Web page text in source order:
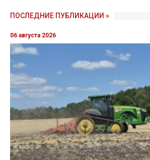
ПОСЛЕДНИЕ ПУБЛИКАЦИИ »
06 августа 2026